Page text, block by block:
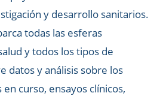
y desarrollo sanitarios.
todas las esferas
y todos los tipos de
datos y análisis sobre los
curso, ensayos clínicos,